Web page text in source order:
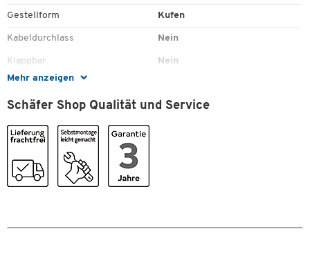
Unterschiedliche, attraktive Dekore
Ausgeführt als Bügelfuß
Bestehend aus silberfarben lackiertem Stahl
Jeweils mit einer Höhe von 760 mm
Weitere Details:
Mehr anzeigen
Gestellform Kufen
Kabeldurchlass Nein
Klappbar Nein
Material
melaminharzbeschichtet
Oberfläche
Oberfläche Gestell
Plattenstärke [mm]
Schäfer Shop Qualität und Service